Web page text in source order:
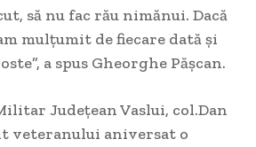
să nu fac rău nimănui. Dacă
mulțumit de fiecare dată și
a spus Gheorghe Pășcan.
Județean Vaslui, col.Dan
veteranului aniversat o